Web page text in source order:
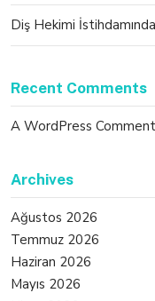
Diş Hekimi
Recent Comments
A WordPress
Archives
Ağustos 2026
Temmuz 2026
Haziran 2026
Mayıs 2026